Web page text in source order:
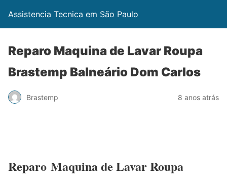
Assistencia Tecnica em São Paulo
Reparo Maquina de Lavar Roupa
Brastemp Balneário Dom Carlos
Brastemp 8 anos atrás
Reparo Maquina de Lavar Roupa